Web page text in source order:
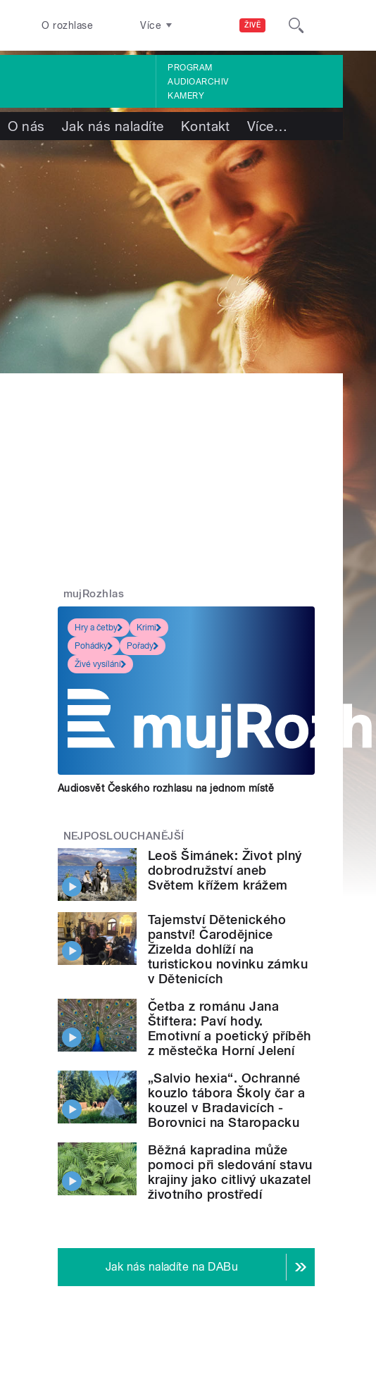
ŽIVĚ
O rozhlase Více
PROGRAM
AUDIOARCHIV
KAMERY
O nás Jak nás naladíte Kontakt Více…
mujRozhlas
Hry a četby
Krimi
Pohádky
Pořady
Živé vysílání
Audiosvět Českého rozhlasu na jednom místě
NEJPOSLOUCHANĚJŠÍ
Leoš Šimánek: Život plný
dobrodružství aneb
Světem křížem krážem
Tajemství Dětenického
panství! Čarodějnice
Žizelda dohlíží na
turistickou novinku zámku
v Dětenicích
Četba z románu Jana
Štiftera: Paví hody.
Emotivní a poetický příběh
z městečka Horní Jelení
„Salvio hexia“. Ochranné
kouzlo tábora Školy čar a
kouzel v Bradavicích -
Borovnici na Staropacku
Běžná kapradina může
pomoci při sledování stavu
krajiny jako citlivý ukazatel
životního prostředí
Jak nás naladíte na DABu